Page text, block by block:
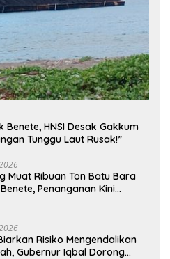
HNSI Desak Gakkum
Tunggu Laut Rusak!”
Muat Ribuan Ton Batu Bara
Penanganan Kini
Risiko Mengendalikan
Gubernur Iqbal Dorong